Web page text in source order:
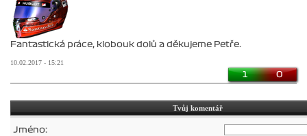
Fantastická práce, klobouk dolů a děkujeme Petře.
10.02.2017 - 15:21
1 0
Tvůj komentář
Jméno: